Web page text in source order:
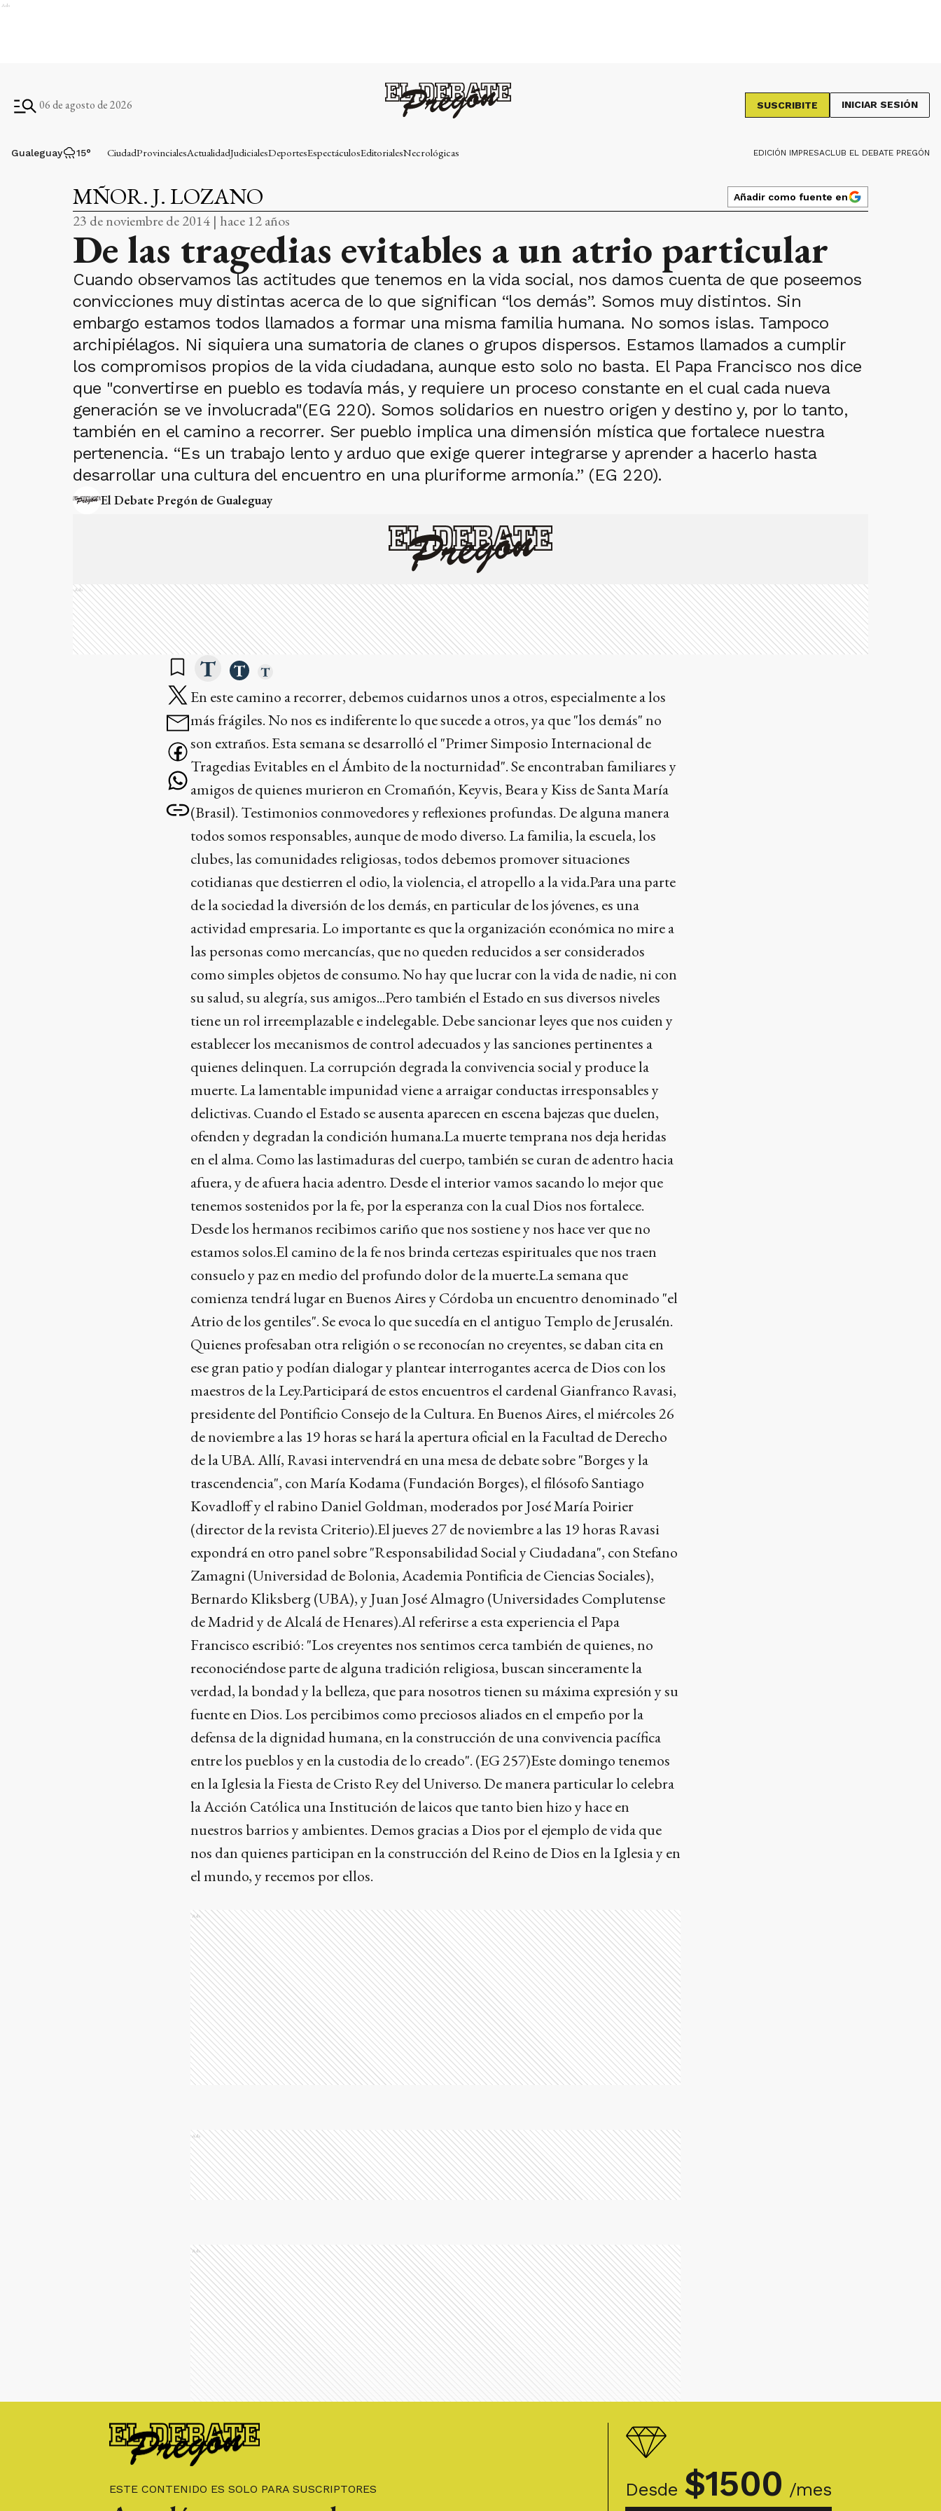
Ads
06 de agosto de 2026 SUSCRIBITE INICIAR SESIÓN
Gualeguay 15° CiudadProvincialesActualidadJudicialesDeportesEspectáculosEditorialesNecrológicas EDICIÓN IMPRESACLUB EL DEBATE PREGÓN
MÑOR. J. LOZANO Añadir como fuente en
23 de noviembre de 2014 | hace 12 años
De las tragedias evitables a un atrio particular
Cuando observamos las actitudes que tenemos en la vida social, nos damos cuenta de que poseemos
convicciones muy distintas acerca de lo que significan “los demás”. Somos muy distintos. Sin
embargo estamos todos llamados a formar una misma familia humana. No somos islas. Tampoco
archipiélagos. Ni siquiera una sumatoria de clanes o grupos dispersos. Estamos llamados a cumplir
los compromisos propios de la vida ciudadana, aunque esto solo no basta. El Papa Francisco nos dice
que "convertirse en pueblo es todavía más, y requiere un proceso constante en el cual cada nueva
generación se ve involucrada"(EG 220). Somos solidarios en nuestro origen y destino y, por lo tanto,
también en el camino a recorrer. Ser pueblo implica una dimensión mística que fortalece nuestra
pertenencia. “Es un trabajo lento y arduo que exige querer integrarse y aprender a hacerlo hasta
desarrollar una cultura del encuentro en una pluriforme armonía.” (EG 220).
El Debate Pregón de Gualeguay
Ads
ESTE CONTENIDO ES SOLO PARA SUSCRIPTORES Desde $1500 /mes
En este camino a recorrer, debemos cuidarnos unos a otros, especialmente a los
más frágiles. No nos es indiferente lo que sucede a otros, ya que "los demás" no
son extraños. Esta semana se desarrolló el "Primer Simposio Internacional de
Tragedias Evitables en el Ámbito de la nocturnidad". Se encontraban familiares y
amigos de quienes murieron en Cromañón, Keyvis, Beara y Kiss de Santa María
(Brasil). Testimonios conmovedores y reflexiones profundas. De alguna manera
todos somos responsables, aunque de modo diverso. La familia, la escuela, los
clubes, las comunidades religiosas, todos debemos promover situaciones
cotidianas que destierren el odio, la violencia, el atropello a la vida.Para una parte
de la sociedad la diversión de los demás, en particular de los jóvenes, es una
actividad empresaria. Lo importante es que la organización económica no mire a
las personas como mercancías, que no queden reducidos a ser considerados
como simples objetos de consumo. No hay que lucrar con la vida de nadie, ni con
su salud, su alegría, sus amigos...Pero también el Estado en sus diversos niveles
tiene un rol irreemplazable e indelegable. Debe sancionar leyes que nos cuiden y
establecer los mecanismos de control adecuados y las sanciones pertinentes a
quienes delinquen. La corrupción degrada la convivencia social y produce la
muerte. La lamentable impunidad viene a arraigar conductas irresponsables y
delictivas. Cuando el Estado se ausenta aparecen en escena bajezas que duelen,
ofenden y degradan la condición humana.La muerte temprana nos deja heridas
en el alma. Como las lastimaduras del cuerpo, también se curan de adentro hacia
afuera, y de afuera hacia adentro. Desde el interior vamos sacando lo mejor que
tenemos sostenidos por la fe, por la esperanza con la cual Dios nos fortalece.
Desde los hermanos recibimos cariño que nos sostiene y nos hace ver que no
estamos solos.El camino de la fe nos brinda certezas espirituales que nos traen
consuelo y paz en medio del profundo dolor de la muerte.La semana que
comienza tendrá lugar en Buenos Aires y Córdoba un encuentro denominado "el
Atrio de los gentiles". Se evoca lo que sucedía en el antiguo Templo de Jerusalén.
Quienes profesaban otra religión o se reconocían no creyentes, se daban cita en
ese gran patio y podían dialogar y plantear interrogantes acerca de Dios con los
maestros de la Ley.Participará de estos encuentros el cardenal Gianfranco Ravasi,
presidente del Pontificio Consejo de la Cultura. En Buenos Aires, el miércoles 26
de noviembre a las 19 horas se hará la apertura oficial en la Facultad de Derecho
de la UBA. Allí, Ravasi intervendrá en una mesa de debate sobre "Borges y la
trascendencia", con María Kodama (Fundación Borges), el filósofo Santiago
Kovadloff y el rabino Daniel Goldman, moderados por José María Poirier
(director de la revista Criterio).El jueves 27 de noviembre a las 19 horas Ravasi
expondrá en otro panel sobre "Responsabilidad Social y Ciudadana", con Stefano
Zamagni (Universidad de Bolonia, Academia Pontificia de Ciencias Sociales),
Bernardo Kliksberg (UBA), y Juan José Almagro (Universidades Complutense
de Madrid y de Alcalá de Henares).Al referirse a esta experiencia el Papa
Francisco escribió: "Los creyentes nos sentimos cerca también de quienes, no
reconociéndose parte de alguna tradición religiosa, buscan sinceramente la
verdad, la bondad y la belleza, que para nosotros tienen su máxima expresión y su
fuente en Dios. Los percibimos como preciosos aliados en el empeño por la
defensa de la dignidad humana, en la construcción de una convivencia pacífica
entre los pueblos y en la custodia de lo creado". (EG 257)Este domingo tenemos
en la Iglesia la Fiesta de Cristo Rey del Universo. De manera particular lo celebra
la Acción Católica una Institución de laicos que tanto bien hizo y hace en
nuestros barrios y ambientes. Demos gracias a Dios por el ejemplo de vida que
nos dan quienes participan en la construcción del Reino de Dios en la Iglesia y en
el mundo, y recemos por ellos.
Ads
Ads
Ads